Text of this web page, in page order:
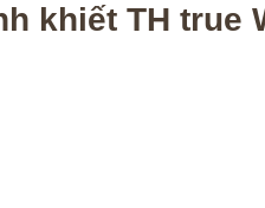
khiết TH true